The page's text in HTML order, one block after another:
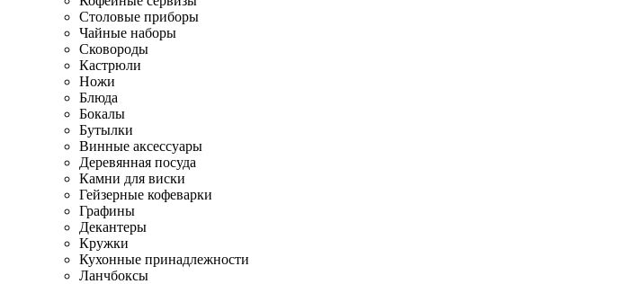
Столовые приборы
Чайные наборы
Сковороды
Кастрюли
Ножи
Блюда
Бокалы
Бутылки
Винные аксессуары
Деревянная посуда
Камни для виски
Гейзерные кофеварки
Графины
Декантеры
Кружки
Кухонные принадлежности
Ланчбоксы